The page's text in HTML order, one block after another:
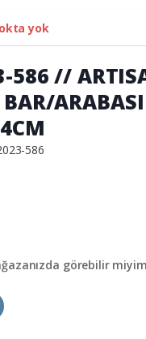
yok
586 //
ARABASI
586
görebilir